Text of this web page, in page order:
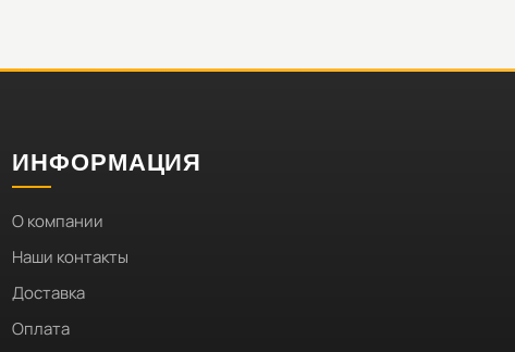
ИНФОРМАЦИЯ
О компании
Наши контакты
Доставка
Оплата